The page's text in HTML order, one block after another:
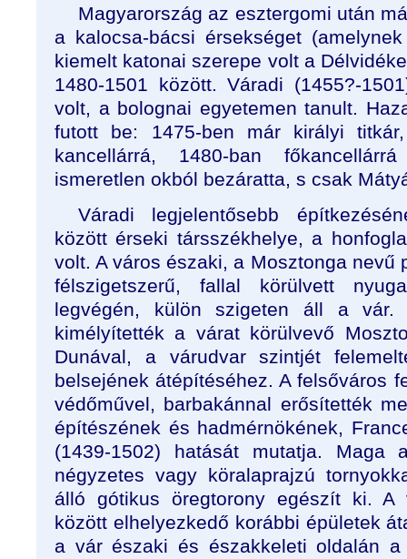
Magyarország az esztergomi után
a kalocsa-bácsi érsekséget
kiemelt katonai szerepe volt a
1480-1501 között. Váradi (1455?-
volt, a bolognai egyetemen tanult.
futott be: 1475-ben már királyi
kancellárrá, 1480-ban
ismeretlen okból bezáratta, s csak
Váradi legjelentősebb
között érseki társszékhelye, a
volt. A város északi, a Mosztonga nevű
félszigetszerű, fallal körülvett
legvégén, külön szigeten áll a vár.
kimélyítették a várat körülvevő
Dunával, a várudvar szintjét
belsejének átépítéséhez. A felsőváros
védőművel, barbakánnal erősítették
építészének és hadmérnökének,
(1439-1502) hatását mutatja. Maga
négyzetes vagy köralaprajzú
álló gótikus öregtorony egészít ki. A
között elhelyezkedő korábbi épületek
a vár északi és északkeleti oldalán a